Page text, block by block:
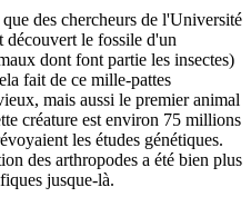
des chercheurs de l'Université
le fossile d'un
dont font partie les insectes)
fait de ce mille-pattes
mais aussi le premier animal
créature est environ 75 millions
les études génétiques.
des arthropodes a été bien plus
jusque-là.